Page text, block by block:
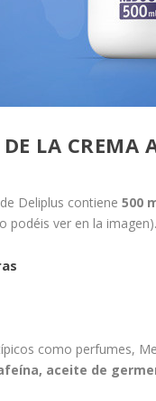
LA CREMA
Deliplus contiene 500
ver en la
como perfumes,
aceite de